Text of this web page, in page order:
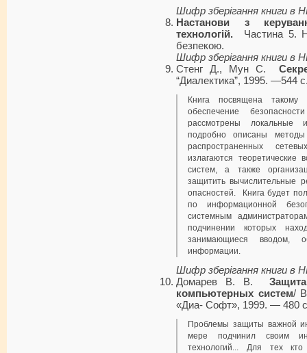
Шифр зберігання книги в
Настанови з
технологій. Частина 5.
безпекою.
Шифр зберігання книги в
Стенг Д., Мун С.
“Диалектика”, 1995. —544
Книга посвящена
обеспечение
рассмотрены локальные
подробно описаны методы
распространенных
излагаются теоре­тические
систем, а также
защитить вычислительные
опасностей. Книга будет
по информационной
системным
подчинении которых
занимающиеся вводом,
информации.
Шифр зберігання книги в
Домарев В. В.
компьютерных систем/
«Диа- Софт», 1999. — 480
Проблемы защиты важной
мере подчинил своим
технологий... Для тех